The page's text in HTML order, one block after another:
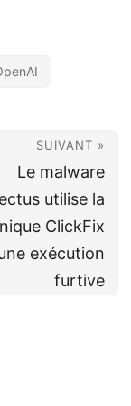
SUIVANT »
Le malware
utilise la
ClickFix
exécution
furtive